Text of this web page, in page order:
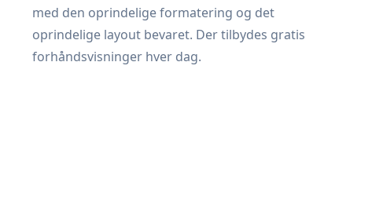
med den oprindelige formatering og det
oprindelige layout bevaret. Der tilbydes gratis
forhåndsvisninger hver dag.